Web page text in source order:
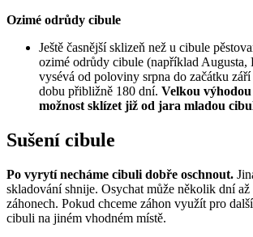
Ozimé odrůdy cibule
Ještě časnější sklizeň než u cibule
ozimé odrůdy cibule (například Augusta,
vysévá od poloviny srpna do začátku září
dobu přibližně 180 dní. Velkou
možnost sklízet již od jara mladou
Sušení cibule
Po vyrytí necháme cibuli dobře oschnout.
skladování shnije. Osychat může několik dní
záhonech. Pokud chceme záhon využít pro
cibuli na jiném vhodném místě.